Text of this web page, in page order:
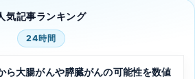
気記事ランキング
24時間
ら大腸がんや膵臓がんの可能性を数値